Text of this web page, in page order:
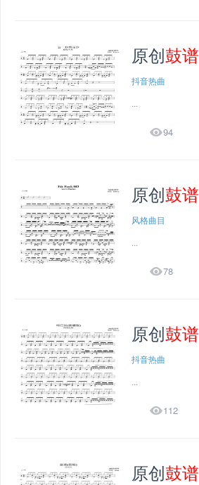
原创鼓谱
抖音热曲
94
原创鼓谱
风格曲目
78
原创鼓谱
抖音热曲
112
原创鼓谱